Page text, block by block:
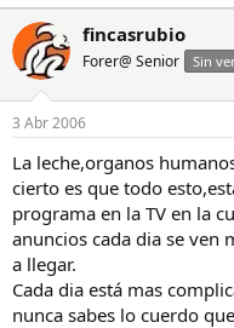
fincasrubio
Forer@ Senior Sin
3 Abr 2006
La leche,organos
cierto es que todo
programa en la TV en la
anuncios cada dia se ven
a llegar.
Cada dia está mas
nunca sabes lo cuerdo